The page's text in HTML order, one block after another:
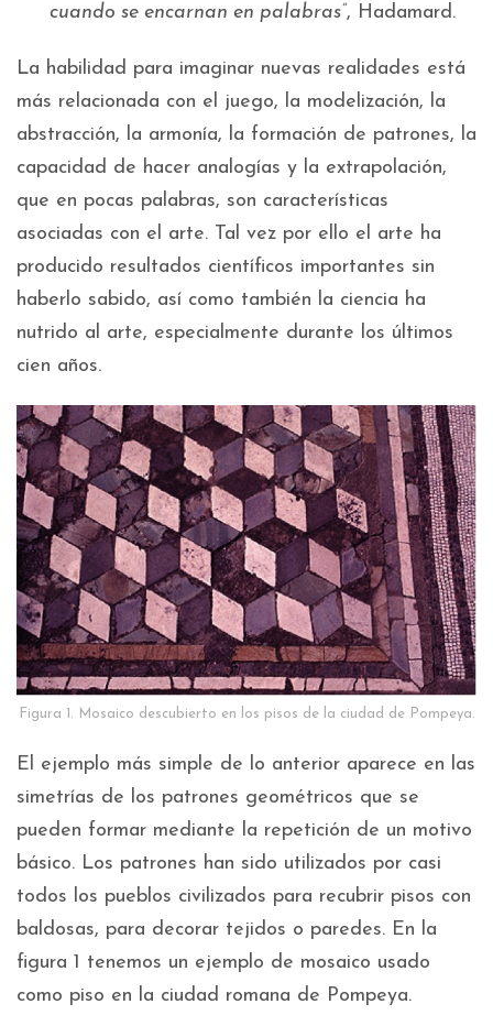
cuando se encarnan en palabras”, Hadamard.
La habilidad para imaginar nuevas realidades está
más relacionada con el juego, la modelización, la
abstracción, la armonía, la formación de patrones, la
capacidad de hacer analogías y la extrapolación,
que en pocas palabras, son características
asociadas con el arte. Tal vez por ello el arte ha
producido resultados científicos importantes sin
haberlo sabido, así como también la ciencia ha
nutrido al arte, especialmente durante los últimos
cien años.
Figura 1. Mosaico descubierto en los pisos de la ciudad de Pompeya.
El ejemplo más simple de lo anterior aparece en las
simetrías de los patrones geométricos que se
pueden formar mediante la repetición de un motivo
básico. Los patrones han sido utilizados por casi
todos los pueblos civilizados para recubrir pisos con
baldosas, para decorar tejidos o paredes. En la
figura 1 tenemos un ejemplo de mosaico usado
como piso en la ciudad romana de Pompeya.